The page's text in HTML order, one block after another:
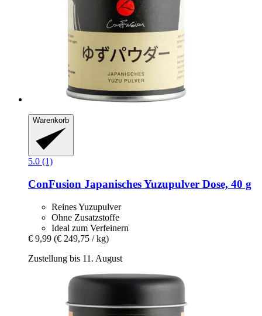
Warenkorb
5.0 (1)
ConFusion Japanisches Yuzupulver Dose, 40 g
Reines Yuzupulver
Ohne Zusatzstoffe
Ideal zum Verfeinern
€ 9,99 (€ 249,75 / kg)
Zustellung bis 11. August